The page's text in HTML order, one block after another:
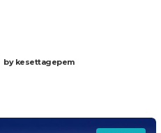
érkező, vagy onnan
járatát. a Lufthansa törölte a
bykesettagepem